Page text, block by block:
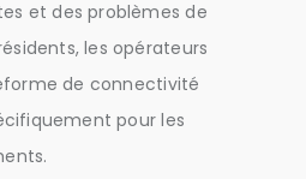
et des problèmes de
les opérateurs
de connectivité
pour les